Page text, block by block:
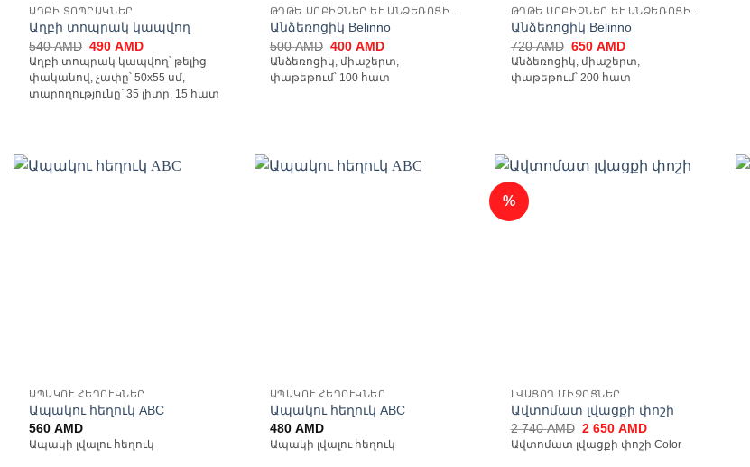
ԱՂԲԻ ՏՈՊՐԱԿՆԵՐ
Աղբի տոպրակ կապվող
540AMD Original
price
was:
540 AMD.
490AMDCurrent
price
is:
490 AMD.
Աղբի տոպրակ կապվող՝ թելից
փականով, չափը՝ 50x55 սմ,
տարողությունը՝ 35 լիտր, 15 հատ
Անձեռոցիկ Belinno
500AMD Original
price
was:
500 AMD.
400AMDCurrent
price
is:
400 AMD.
Անձեռոցիկ, միաշերտ,
փաթեթում՝ 100 հատ
Անձեռոցիկ Belinno
720AMD Original
price
was:
720 AMD.
650 AMDCurrent
price
is:
650 AMD.
Անձեռոցիկ, միաշերտ,
փաթեթում՝ 200 հատ
ԱՊԱԿՈՒ ՀԵՂՈՒԿՆԵՐ
Ապակու հեղուկ ABC
560AMD
Ապակի լվալու հեղուկ
ԱՊԱԿՈՒ ՀԵՂՈՒԿՆԵՐ
Ապակու հեղուկ ABC
480 AMD
Ապակի լվալու հեղուկ
%
ԼՎԱՑՈՂ ՄԻՋՈՑՆԵՐ
Ավտոմատ լվացքի փոշի
2 740AMD Original
price
was:
2 650 AMDCurrent
price
is:
Ավտոմատ լվացքի փոշի Color